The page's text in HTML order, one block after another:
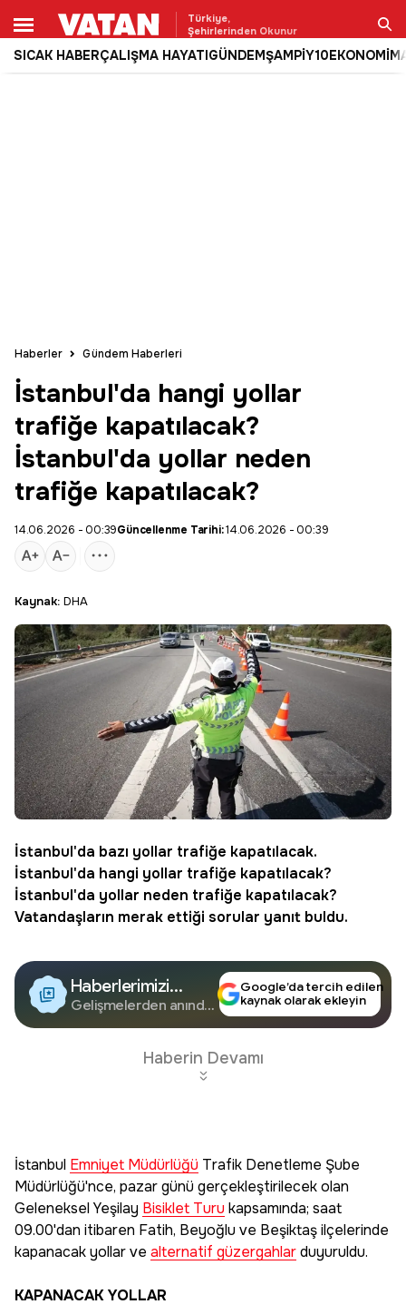
Türkiye,
Şehirlerinden Okunur
SICAK HABERÇALIŞMA HAYATIGÜNDEMŞAMPİY10EKONOMİ
Ara
Haberler Gündem Haberleri
İstanbul'da hangi yollar
trafiğe kapatılacak?
İstanbul'da yollar neden
trafiğe kapatılacak?
14.06.2026 - 00:39Güncellenme Tarihi:14.06.2026 - 00:39
Kaynak: DHA
İstanbul'da bazı yollar trafiğe kapatılacak.
İstanbul'da hangi yollar trafiğe kapatılacak?
İstanbul'da yollar neden trafiğe kapatılacak?
Vatandaşların merak ettiği sorular yanıt buldu.
Haberlerimizi
Google'da Takip
Edin
Gelişmelerden anında
Google’da tercih edilen
kaynak olarak ekleyin
Haberin Devamı
İstanbul Emniyet Müdürlüğü Trafik Denetleme Şube
Müdürlüğü'nce, pazar günü gerçekleştirilecek olan
Geleneksel Yeşilay Bisiklet Turu kapsamında; saat
09.00'dan itibaren Fatih, Beyoğlu ve Beşiktaş ilçelerinde
kapanacak yollar ve alternatif güzergahlarduyuruldu.
KAPANACAK YOLLAR